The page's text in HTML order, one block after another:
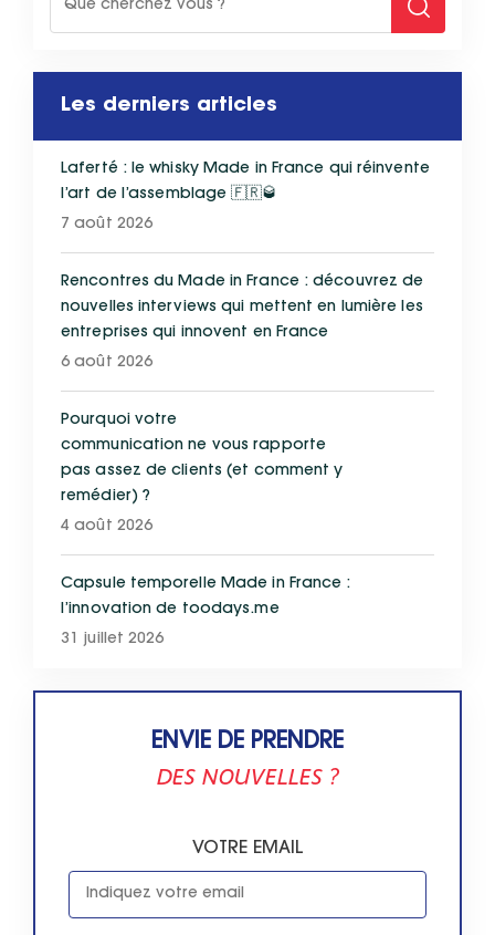
Les derniers articles
Laferté : le whisky Made in France qui réinvente
l’art de l’assemblage 🇫🇷🥃
7 août 2026
Rencontres du Made in France : découvrez de
nouvelles interviews qui mettent en lumière les
entreprises qui innovent en France
6 août 2026
Pourquoi votre
communication ne vous rapporte
pas assez de clients (et comment y
remédier) ?
4 août 2026
Capsule temporelle Made in France :
l’innovation de toodays.me
31 juillet 2026
ENVIE DE PRENDRE
DES NOUVELLES ?
VOTRE EMAIL